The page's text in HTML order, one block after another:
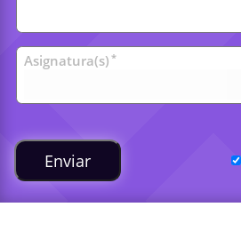
Clases
universitarias
Asignatura(s) *
Enviar